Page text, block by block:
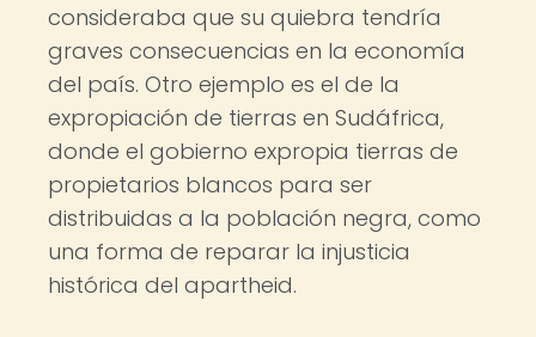
consideraba que su quiebra tendría
graves consecuencias en la economía
del país. Otro ejemplo es el de la
expropiación de tierras en Sudáfrica,
donde el gobierno expropia tierras de
propietarios blancos para ser
distribuidas a la población negra, como
una forma de reparar la injusticia
histórica del apartheid.